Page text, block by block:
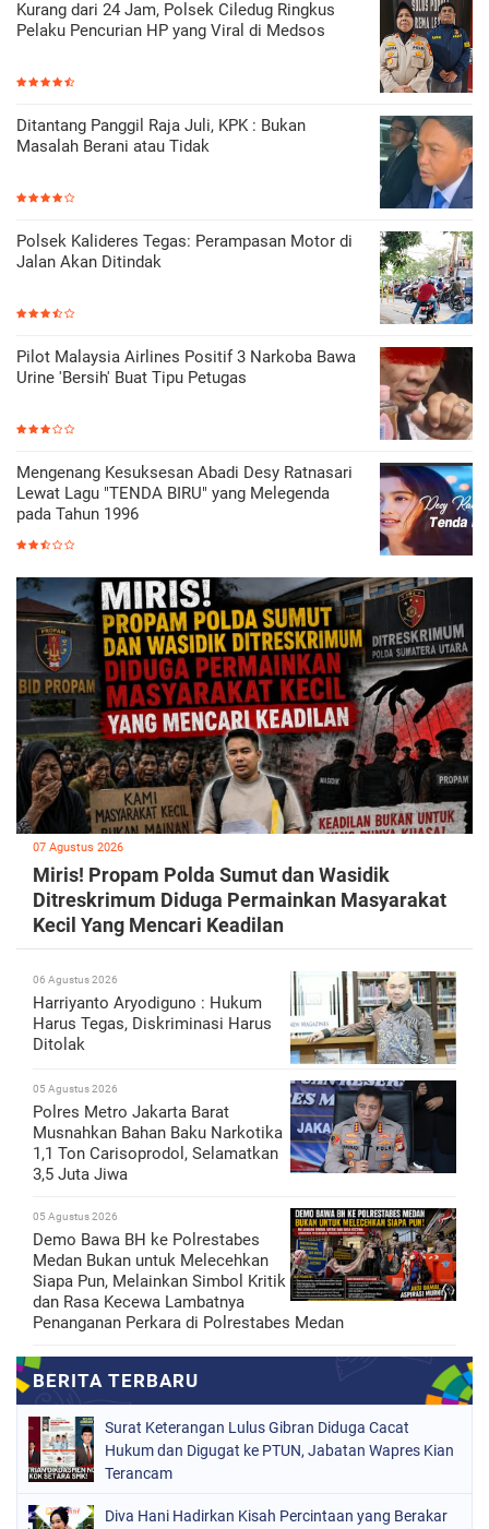
Kurang dari 24 Jam, Polsek Ciledug Ringkus
Pelaku Pencurian HP yang Viral di Medsos
Ditantang Panggil Raja Juli, KPK : Bukan
Masalah Berani atau Tidak
Polsek Kalideres Tegas: Perampasan Motor di
Jalan Akan Ditindak
Pilot Malaysia Airlines Positif 3 Narkoba Bawa
Urine 'Bersih' Buat Tipu Petugas
Mengenang Kesuksesan Abadi Desy Ratnasari
Lewat Lagu "TENDA BIRU" yang Melegenda
pada Tahun 1996
07 Agustus 2026
Miris! Propam Polda Sumut dan Wasidik
Ditreskrimum Diduga Permainkan Masyarakat
Kecil Yang Mencari Keadilan
06 Agustus 2026
Harriyanto Aryodiguno : Hukum
Harus Tegas, Diskriminasi Harus
Ditolak
05 Agustus 2026
Polres Metro Jakarta Barat
Musnahkan Bahan Baku Narkotika
1,1 Ton Carisoprodol, Selamatkan
3,5 Juta Jiwa
05 Agustus 2026
Demo Bawa BH ke Polrestabes
Medan Bukan untuk Melecehkan
Siapa Pun, Melainkan Simbol Kritik
dan Rasa Kecewa Lambatnya
Penanganan Perkara di Polrestabes Medan
Surat Keterangan Lulus Gibran Diduga Cacat
Hukum dan Digugat ke PTUN, Jabatan Wapres Kian
Terancam
Diva Hani Hadirkan Kisah Percintaan yang Berakar